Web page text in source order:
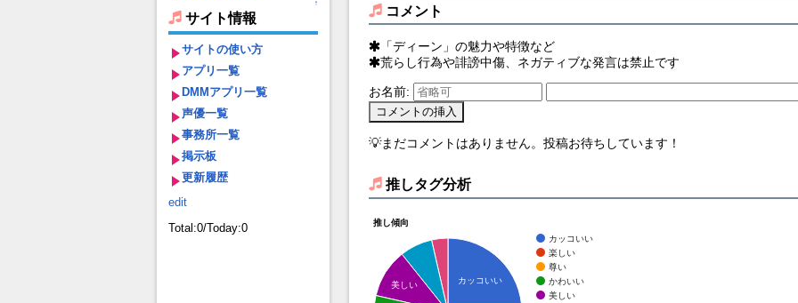
↑
サイト情報
サイトの使い方
アプリ一覧
DMMアプリ一覧
声優一覧
事務所一覧
掲示板
更新履歴
edit
Total:0/Today:0
コメント
「ディーン」の魅力や特徴など
荒らし行為や誹謗中傷、ネガティブな発言は禁止です
お名前:
💡まだコメントはありません。投稿お待ちしています！
推しタグ分析
推し傾向
カッコいい
楽しい
尊い
かわいい
美しい
カッコいい
美しい